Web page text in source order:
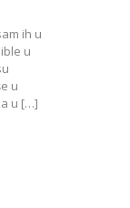
ih u
u
u
u […]